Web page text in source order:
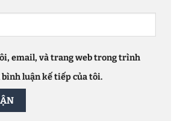
email, và trang web trong trình
luận kế tiếp của tôi.